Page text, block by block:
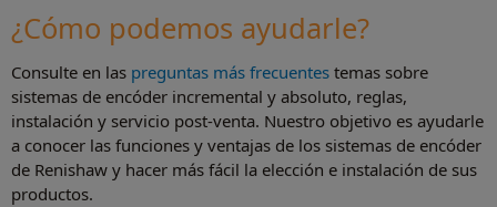
¿Cómo podemos ayudarle?
Consulte en las preguntas más frecuentes temas sobre
sistemas de encóder incremental y absoluto, reglas,
instalación y servicio post-venta. Nuestro objetivo es ayudarle
a conocer las funciones y ventajas de los sistemas de encóder
de Renishaw y hacer más fácil la elección e instalación de sus
productos.